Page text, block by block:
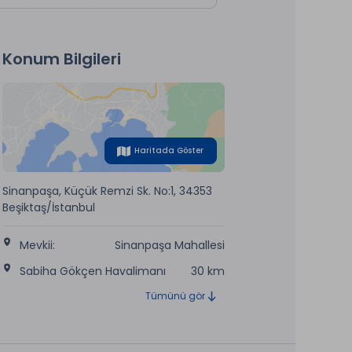
Konum Bilgileri
Haritada Göster
Sinanpaşa, Küçük Remzi Sk. No:1, 34353
Beşiktaş/İstanbul
Mevkii:
Sinanpaşa Mahallesi
Sabiha Gökçen Havalimanı
30 km
Tümünü gör